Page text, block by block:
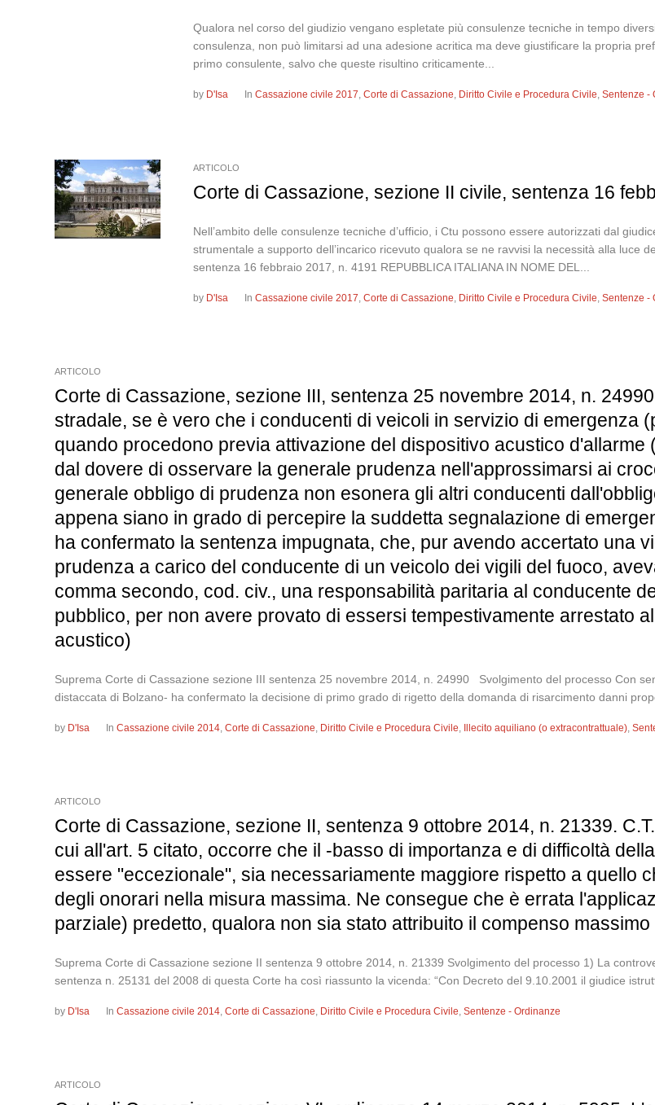
Qualora nel corso del giudizio vengano espletate più consulenze tecniche in tempo
consulenza, non può limitarsi ad una adesione acritica ma deve giustificare la propria
primo consulente, salvo che queste risultino criticamente...
by D'Isa InCassazione civile 2017,Corte di Cassazione, Diritto Civile e Procedura Civile,Sentenze -
ARTICOLO
Corte di Cassazione, sezione II civile, sentenza 16
Nell’ambito delle consulenze tecniche d’ufficio, i Ctu possono essere autorizzati dal
strumentale a supporto dell’incarico ricevuto qualora se ne ravvisi la necessità alla luce
sentenza 16 febbraio 2017, n. 4191 REPUBBLICA ITALIANA IN NOME DEL...
by D'Isa InCassazione civile 2017,Corte di Cassazione, Diritto Civile e Procedura Civile,Sentenze -
ARTICOLO
Corte di Cassazione, sezione III, sentenza 25 novembre 2014, n.
stradale, se è vero che i conducenti di veicoli in servizio di emergenza
quando procedono previa attivazione del dispositivo acustico
dal dovere di osservare la generale prudenza nell'approssimarsi ai
generale obbligo di prudenza non esonera gli altri conducenti
appena siano in grado di percepire la suddetta segnalazione di
ha confermato la sentenza impugnata, che, pur avendo accertato una
prudenza a carico del conducente di un veicolo dei vigili del fuoco,
comma secondo, cod. civ., una responsabilità paritaria al conducente
pubblico, per non avere provato di essersi tempestivamente arrestato
acustico)
Suprema Corte di Cassazione sezione III sentenza 25 novembre 2014, n. 24990 Svolgimento del processo Con
distaccata di Bolzano- ha confermato la decisione di primo grado di rigetto della domanda di risarcimento danni
by D'Isa InCassazione civile 2014,Corte di Cassazione, Diritto Civile e Procedura Civile, Illecito aquiliano (o extracontrattuale),
ARTICOLO
Corte di Cassazione, sezione II, sentenza 9 ottobre 2014, n. 21339.
cui all'art. 5 citato, occorre che il -basso di importanza e di difficoltà
essere "eccezionale", sia necessariamente maggiore rispetto a quello
degli onorari nella misura massima. Ne consegue che è errata
parziale) predetto, qualora non sia stato attribuito il compenso
Suprema Corte di Cassazione sezione II sentenza 9 ottobre 2014, n. 21339 Svolgimento del processo 1) La
sentenza n. 25131 del 2008 di questa Corte ha così riassunto la vicenda: “Con Decreto del 9.10.2001 il giudice
by D'Isa InCassazione civile 2014,Corte di Cassazione, Diritto Civile e Procedura Civile,Sentenze - Ordinanze
ARTICOLO